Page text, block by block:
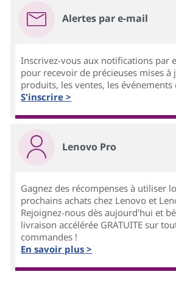
Alertes par e-mail
Inscrivez-vous aux notifications par
pour recevoir de précieuses mises à
produits, les ventes, les événements
S'inscrire >
Lenovo Pro
Gagnez des récompenses à utiliser
prochains achats chez Lenovo et
Rejoignez-nous dès aujourd'hui et
livraison accélérée GRATUITE sur
commandes !
En savoir plus >